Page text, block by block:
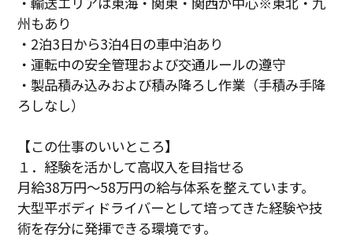
州もあり
・2泊3日から3泊4日の車中泊あり
・運転中の安全管理および交通ルールの遵守
・製品積み込みおよび積み降ろし作業（手積み手降
ろしなし）
【この仕事のいいところ】
１．経験を活かして高収入を目指せる
月給38万円～58万円の給与体系を整えています。
大型平ボディドライバーとして培ってきた経験や技
術を存分に発揮できる環境です。